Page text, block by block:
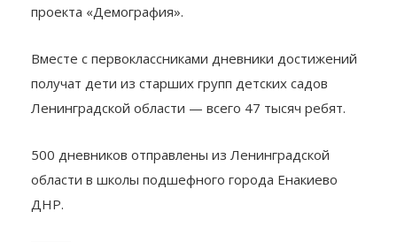
проекта «Демография».
Вместе с первоклассниками дневники достижений
получат дети из старших групп детских садов
Ленинградской области — всего 47 тысяч ребят.
500 дневников отправлены из Ленинградской
области в школы подшефного города Енакиево
ДНР.